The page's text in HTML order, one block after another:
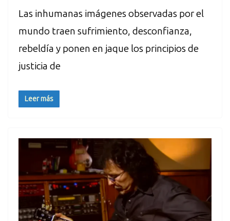
Las inhumanas imágenes observadas por el
mundo traen sufrimiento, desconfianza,
rebeldía y ponen en jaque los principios de
justicia de
Leer más